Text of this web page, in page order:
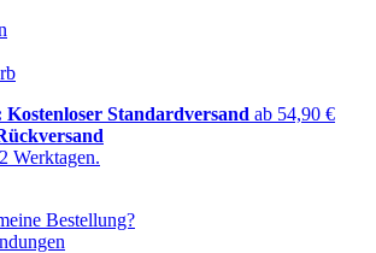
Kostenloser Standardversand ab 54,90 €
Werktagen.
Bestellung?